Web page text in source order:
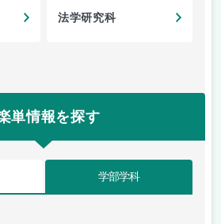
法学研究科
単情報を探す
学部学科